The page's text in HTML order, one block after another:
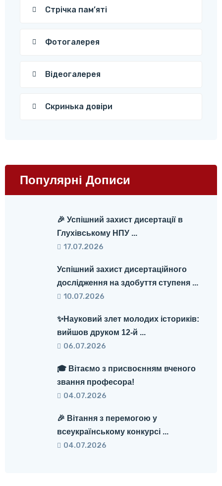
Стрічка пам’яті
Фотогалерея
Відеогалерея
Скринька довіри
Популярні Дописи
🎉 Успішний захист дисертації в
Глухівському НПУ ...
17.07.2026
Успішний захист дисертаційного
дослідження на здобуття ступеня ...
10.07.2026
✨Науковий злет молодих істориків:
вийшов друком 12-й ...
06.07.2026
🎓 Вітаємо з присвоєнням вченого
звання професора!
04.07.2026
🎉 Вітання з перемогою у
всеукраїнському конкурсі ...
04.07.2026